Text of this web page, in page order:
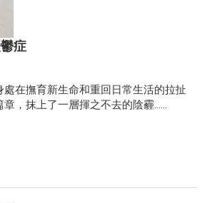
症
在撫育新生命和重回日常生活的拉扯
，抹上了一層揮之不去的陰霾……